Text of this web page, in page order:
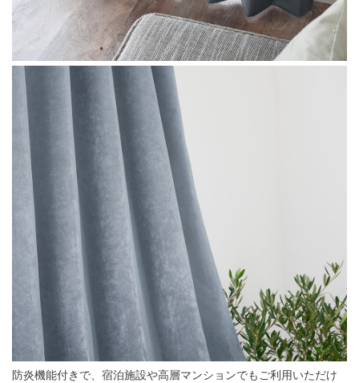
防炎機能付きで、宿泊施設や高層マンションでもご利用いただけ